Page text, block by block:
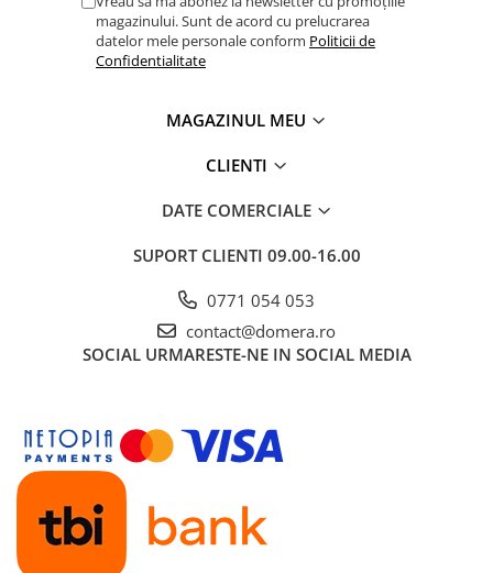
magazinului. Sunt de acord cu prelucrarea
datelor mele personale conform Politicii de
Confidentialitate
MAGAZINUL MEU
CLIENTI
DATE COMERCIALE
SUPORT CLIENTI 09.00-16.00
0771 054 053
contact@domera.ro
SOCIAL URMARESTE-NE IN SOCIAL MEDIA